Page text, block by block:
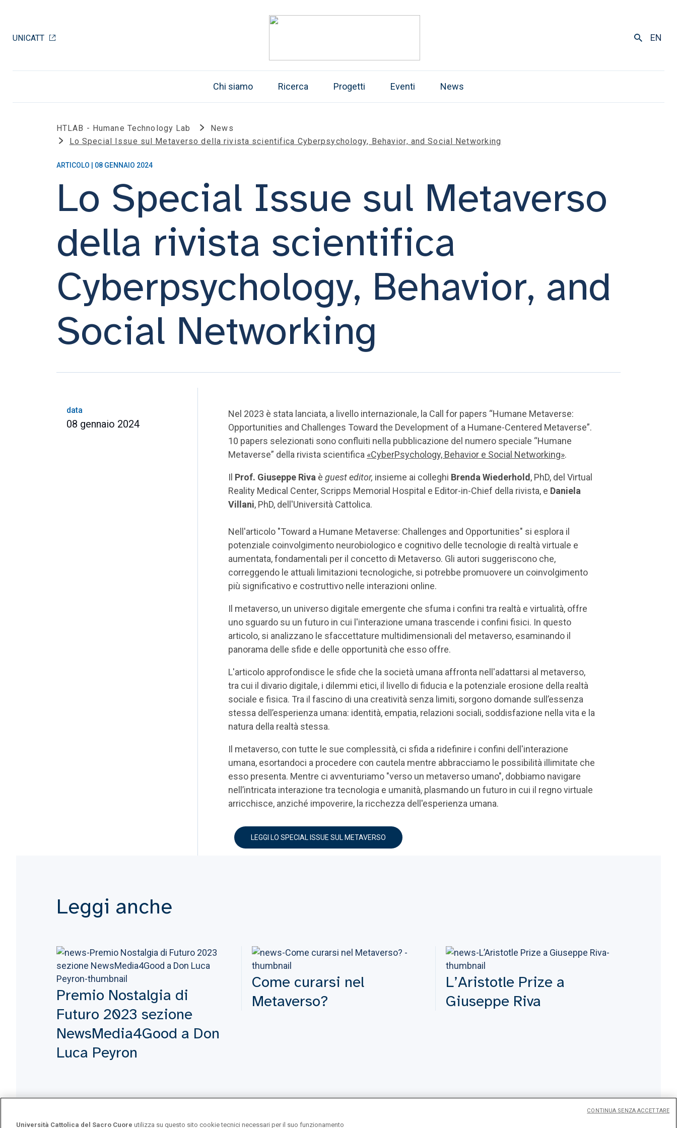
UNICATT EN
Chi siamo Ricerca Progetti Eventi News
HTLAB - Humane Technology Lab
News
Lo Special Issue sul Metaverso della rivista scientifica Cyberpsychology, Behavior, and Social Networking
ARTICOLO | 08 GENNAIO 2024
Lo Special Issue sul Metaverso
della rivista scientifica
Cyberpsychology, Behavior, and
Social Networking
data
08 gennaio 2024
Nel 2023 è stata lanciata, a livello internazionale, la Call for papers “Humane Metaverse:
Opportunities and Challenges Toward the Development of a Humane-Centered Metaverse”.
10 papers selezionati sono confluiti nella pubblicazione del numero speciale “Humane
Metaverse” della rivista scientifica «CyberPsychology, Behavior e Social Networking».
Il Prof. Giuseppe Riva è guest editor, insieme ai colleghi Brenda Wiederhold , PhD, del Virtual
Reality Medical Center, Scripps Memorial Hospital e Editor-in-Chief della rivista, e Daniela
Villani, PhD, dell'Università Cattolica.
Nell'articolo "Toward a Humane Metaverse: Challenges and Opportunities" si esplora il
potenziale coinvolgimento neurobiologico e cognitivo delle tecnologie di realtà virtuale e
aumentata, fondamentali per il concetto di Metaverso. Gli autori suggeriscono che,
correggendo le attuali limitazioni tecnologiche, si potrebbe promuovere un coinvolgimento
più significativo e costruttivo nelle interazioni online.
Il metaverso, un universo digitale emergente che sfuma i confini tra realtà e virtualità, offre
uno sguardo su un futuro in cui l'interazione umana trascende i confini fisici. In questo
articolo, si analizzano le sfaccettature multidimensionali del metaverso, esaminando il
panorama delle sfide e delle opportunità che esso offre.
L'articolo approfondisce le sfide che la società umana affronta nell'adattarsi al metaverso,
tra cui il divario digitale, i dilemmi etici, il livello di fiducia e la potenziale erosione della realtà
sociale e fisica. Tra il fascino di una creatività senza limiti, sorgono domande sull’essenza
stessa dell’esperienza umana: identità, empatia, relazioni sociali, soddisfazione nella vita e la
natura della realtà stessa.
Il metaverso, con tutte le sue complessità, ci sfida a ridefinire i confini dell'interazione
umana, esortandoci a procedere con cautela mentre abbracciamo le possibilità illimitate che
esso presenta. Mentre ci avventuriamo "verso un metaverso umano", dobbiamo navigare
nell’intricata interazione tra tecnologia e umanità, plasmando un futuro in cui il regno virtuale
arricchisce, anziché impoverire, la ricchezza dell'esperienza umana.
LEGGI LO SPECIAL ISSUE SUL METAVERSO
Leggi anche
Premio Nostalgia di
Futuro 2023 sezione
NewsMedia4Good a Don
Luca Peyron
Come curarsi nel
Metaverso?
L’Aristotle Prize a
Giuseppe Riva
Università Cattolica del Sacro Cuore utilizza su questo sito cookie tecnici necessari per il suo funzionamento
CONTINUA SENZA ACCETTARE